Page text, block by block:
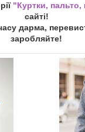
"Куртки, пальто,
сайті!
дарма,
заробляйте!